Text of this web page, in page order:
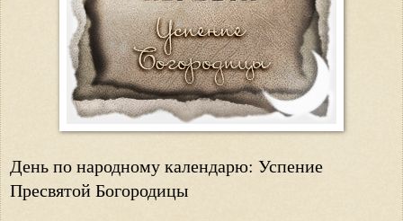
День по народному календарю: Успение
Пресвятой Богородицы